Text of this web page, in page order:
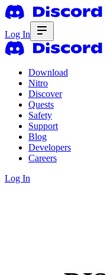
Log In
Download
Nitro
Discover
Quests
Safety
Support
Blog
Developers
Careers
Log In